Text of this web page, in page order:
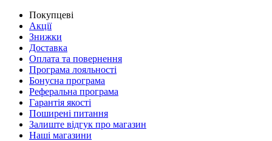
Покупцеві
Акції
Знижки
Доставка
Оплата та повернення
Програма лояльності
Бонусна програма
Реферальна програма
Гарантія якості
Поширені питання
Залиште відгук про магазин
Наші магазини